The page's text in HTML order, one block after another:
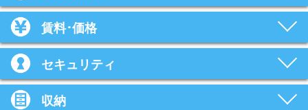
賃料･価格
セキュリティ
収納